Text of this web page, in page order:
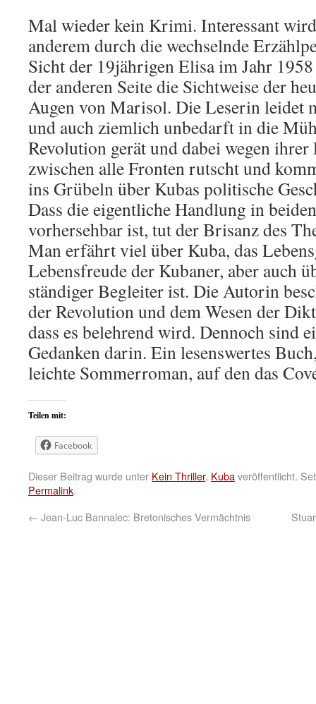
Mal wieder kein Krimi. Interessant
anderem durch die wechselnde
Sicht der 19jährigen Elisa im Jahr
der anderen Seite die Sichtweise der
Augen von Marisol. Die Leserin leidet
und auch ziemlich unbedarft in die
Revolution gerät und dabei wegen ihrer
zwischen alle Fronten rutscht und
ins Grübeln über Kubas politische
Dass die eigentliche Handlung in
vorhersehbar ist, tut der Brisanz des
Man erfährt viel über Kuba, das
Lebensfreude der Kubaner, aber auch
ständiger Begleiter ist. Die Autorin
der Revolution und dem Wesen der
dass es belehrend wird. Dennoch sind
Gedanken darin. Ein lesenswertes
leichte Sommerroman, auf den das
Teilen mit:
Facebook
Dieser Beitrag wurde unter Kein Thriller, Kubaveröffentlicht.
Permalink.
← Jean-Luc Bannalec: Bretonisches Vermächtnis